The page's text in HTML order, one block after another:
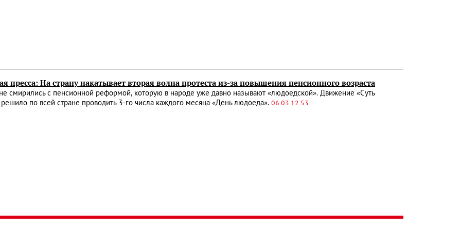
пресса: На страну накатывает вторая волна протеста из-за повышения пенсионного возраста
смирились с пенсионной реформой, которую в народе уже давно называют «людоедской». Движение «Суть
по всей стране проводить 3-го числа каждого месяца «День людоеда». 06.03 12:53